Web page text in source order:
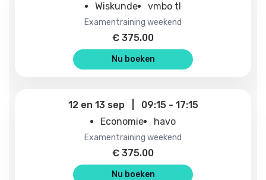
Wiskunde
vmbo tl
examentraining weekend
€ 375.00
Nu boeken
12 en 13 sep 09:15- 17:15
Economie
havo
examentraining weekend
€ 375.00
Nu boeken